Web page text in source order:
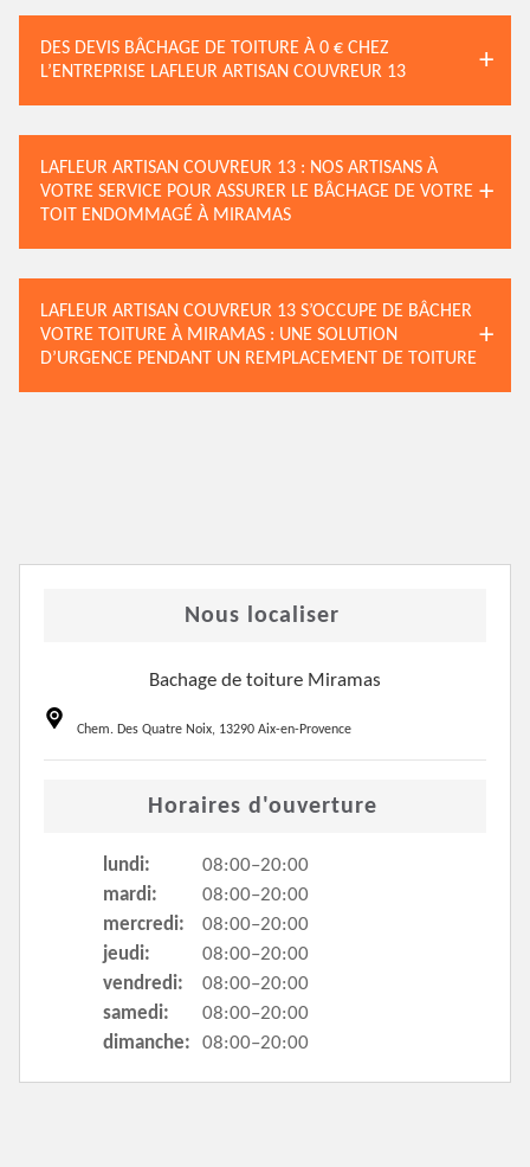
DES DEVIS BÂCHAGE DE TOITURE À 0 € CHEZ
L’ENTREPRISE LAFLEUR ARTISAN COUVREUR 13
LAFLEUR ARTISAN COUVREUR 13 : NOS ARTISANS À
VOTRE SERVICE POUR ASSURER LE BÂCHAGE DE VOTRE
TOIT ENDOMMAGÉ À MIRAMAS
LAFLEUR ARTISAN COUVREUR 13 S’OCCUPE DE BÂCHER
VOTRE TOITURE À MIRAMAS : UNE SOLUTION
D’URGENCE PENDANT UN REMPLACEMENT DE TOITURE
Nous localiser
Bachage de toiture Miramas
Chem. Des Quatre Noix, 13290 Aix-en-Provence
Horaires d'ouverture
lundi:
08:00–20:00
mardi:
08:00–20:00
mercredi:
08:00–20:00
jeudi:
08:00–20:00
vendredi:
08:00–20:00
samedi:
08:00–20:00
dimanche:
08:00–20:00